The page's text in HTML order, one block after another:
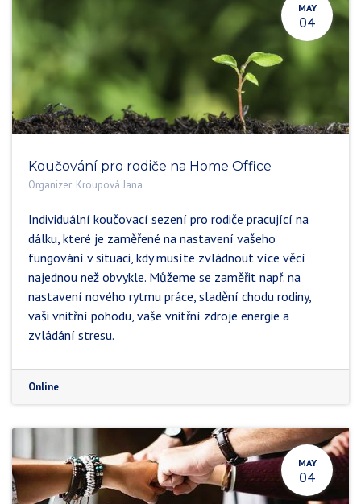
MAY
04
Koučování pro rodiče na Home Office
Organizer: Kroupová Jana
Individuální koučovací sezení pro rodiče pracující na
dálku, které je zaměřené na nastavení vašeho
fungování v situaci, kdy musíte zvládnout více věcí
najednou než obvykle. Můžeme se zaměřit např. na
nastavení nového rytmu práce, sladění chodu rodiny,
vaši vnitřní pohodu, vaše vnitřní zdroje energie a
zvládání stresu.
Online
MAY
04